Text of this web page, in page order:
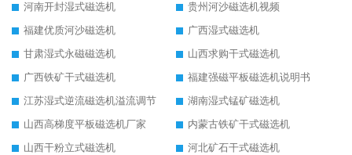
河南开封湿式磁选机
贵州河沙磁选机视频
福建优质河沙磁选机
广西湿式磁选机
甘肃湿式永磁磁选机
山西求购干式磁选机
广西铁矿干式磁选机
福建强磁平板磁选机说明书
江苏湿式逆流磁选机溢流调节
湖南湿式锰矿磁选机
山西高梯度平板磁选机厂家
内蒙古铁矿干式磁选机
山西干粉立式磁选机
河北矿石干式磁选机